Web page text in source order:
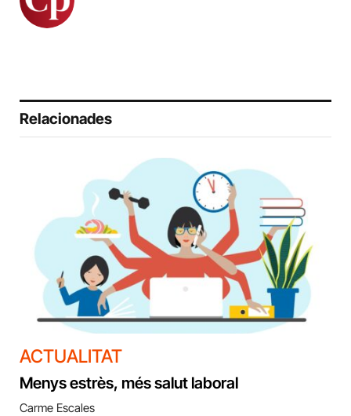
Relacionades
ACTUALITAT
Menys estrès, més salut laboral
Carme Escales